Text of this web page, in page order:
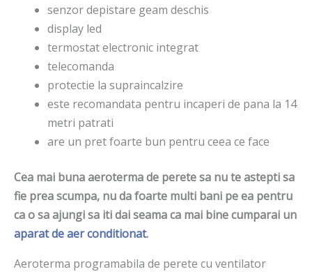
senzor depistare geam deschis
display led
termostat electronic integrat
telecomanda
protectie la supraincalzire
este recomandata pentru incaperi de pana la 14
metri patrati
are un pret foarte bun pentru ceea ce face
Cea mai buna aeroterma de perete sa nu te astepti sa
fie prea scumpa, nu da foarte multi bani pe ea pentru
ca o sa ajungi sa iti dai seama ca mai bine cumparai un
aparat de aer conditionat.
Aeroterma programabila de perete cu ventilator